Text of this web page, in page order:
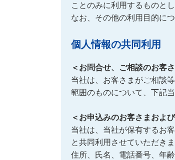
ことのみに利用するものと
なお、その他の利用目的に
個人情報の共同利用
＜お問合せ、ご相談のお客
当社は、お客さまがご相談
範囲のものについて、下記
＜お申込みのお客さまおよ
当社は、当社が保有するお
と共同利用させていただき
住所、氏名、電話番号、年